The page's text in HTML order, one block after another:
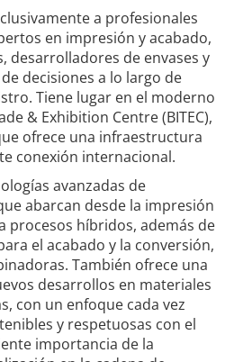
a profesionales
en impresión y acabado,
desarrolladores de envases y
decisiones a lo largo de
Tiene lugar en el moderno
& Exhibition Centre (BITEC),
ofrece una infraestructura
conexión internacional.
avanzadas de
abarcan desde la impresión
procesos híbridos, además de
el acabado y la conversión,
También ofrece una
desarrollos en materiales
con un enfoque cada vez
y respetuosas con el
importancia de la